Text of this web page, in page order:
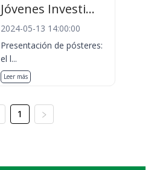
Jóvenes Investi...
2024-05-13 14:00:00
Presentación de pósteres:
el l...
Leer más
1